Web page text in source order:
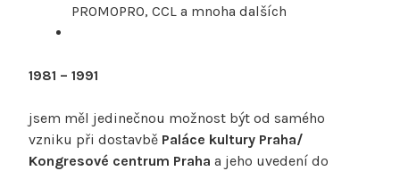
PROMOPRO, CCL a mnoha dalších
1981 – 1991
jsem měl jedinečnou možnost být od samého
vzniku při dostavbě Paláce kultury Praha/
Kongresové centrum Praha a jeho uvedení do